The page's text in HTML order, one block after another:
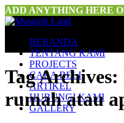
ADD ANYTHING HERE
BERANDA
TENTANG KAMI
PROJECTS
CARA BELI
ARTIKEL
HUBUNGI KAMI
GALLERY
Tag
rumah atau